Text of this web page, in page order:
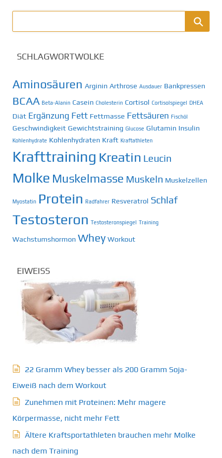
SCHLAGWORTWOLKE
Aminosäuren Arginin Arthrose Ausdauer Bankpressen
BCAA Beta-Alanin Casein Cholesterin Cortisol Cortisolspiegel DHEA
Diät Ergänzung Fett Fettmasse Fettsäuren Fischöl
Geschwindigkeit Gewichtstraining Glucose Glutamin Insulin
Kohlenhydrate Kohlenhydraten Kraft Kraftathleten
Krafttraining Kreatin Leucin
Molke Muskelmasse Muskeln Muskelzellen
Myostatin Protein Radfahrer Resveratrol Schlaf
Testosteron Testosteronspiegel Training
Wachstumshormon Whey Workout
EIWEISS
22 Gramm Whey besser als 200 Gramm Soja-
Eiweiß nach dem Workout
Zunehmen mit Proteinen: Mehr magere
Körpermasse, nicht mehr Fett
Ältere Kraftsportathleten brauchen mehr Molke
nach dem Training